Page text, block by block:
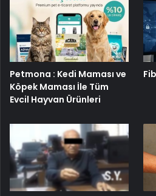
Petmona : Kedi Maması ve
Köpek Maması İle Tüm
Evcil Hayvan Ürünleri